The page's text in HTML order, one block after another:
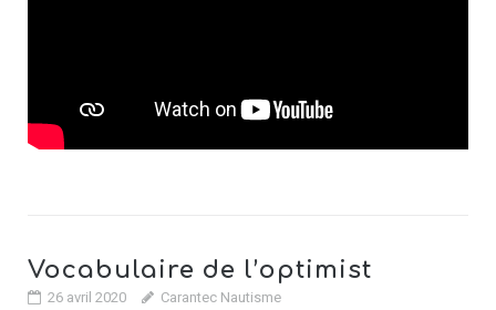
Vocabulaire de l’optimist
26 avril 2020 Carantec Nautisme